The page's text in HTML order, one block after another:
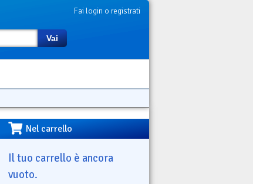
Fai login o registrati
Vai
Nel carrello
Il tuo carrello è ancora
vuoto.